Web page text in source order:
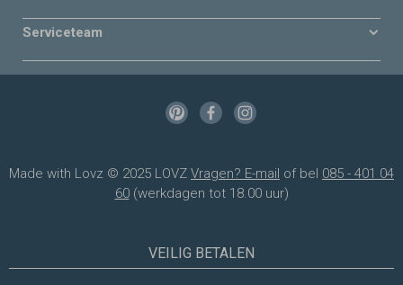
Serviceteam
Made with Lovz © 2025 LOVZ Vragen? E-mail of bel 085 - 401 04
60(werkdagen tot 18.00 uur)
VEILIG BETALEN